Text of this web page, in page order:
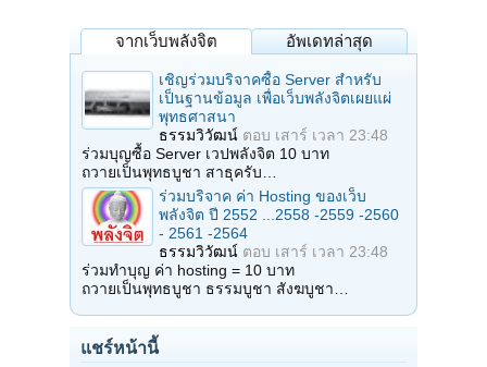
จากเว็บพลังจิต อัพเดทล่าสุด
เชิญร่วมบริจาคซื้อ Server สำหรับ
เป็นฐานข้อมูล เพื่อเว็บพลังจิตเผยแผ่
พุทธศาสนา
ธรรมวิวัฒน์ ตอบ เสาร์ เวลา 23:48
ร่วมบุญซื้อ Server เวปพลังจิต 10 บาท
ถวายเป็นพุทธบูชา สาธุครับ…
ร่วมบริจาค ค่า Hosting ของเว็บ
พลังจิต ปี 2552 ...2558 -2559 -2560
- 2561 -2564
ธรรมวิวัฒน์ ตอบ เสาร์ เวลา 23:48
ร่วมทำบุญ ค่า hosting = 10 บาท
ถวายเป็นพุทธบูชา ธรรมบูชา สังฆบูชา…
แชร์หน้านี้